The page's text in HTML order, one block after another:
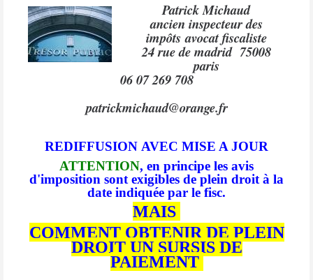
Patrick Michaud
ancien inspecteur des
impôtsavocat fiscaliste
24 rue de madrid 75008
paris
06 07 269 708
patrickmichaud@orange.fr
REDIFFUSION AVEC MISE A JOUR
ATTENTION, en principe les avis
d'imposition sont exigibles de plein droit à la
date indiquée par le fisc.
MAIS
COMMENT OBTENIR DE PLEIN
DROIT UN SURSIS DE
PAIEMENT